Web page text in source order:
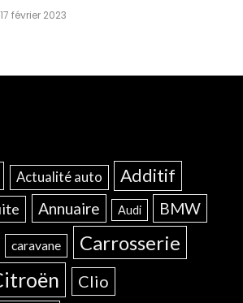
17 février 2023
Actualité auto Additif
Annuaire Audi BMW
caravane Carrosserie
Clio